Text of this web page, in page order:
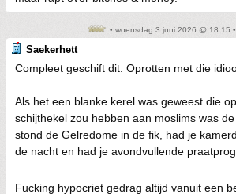
• woensdag 3 juni 2026 @ 18:15
Saekerhett
Compleet geschift dit. Oprotten met die
Als het een blanke kerel was geweest die
schijthekel zou hebben aan moslims was de
stond de Gelredome in de fik, had je
de nacht en had je avondvullende
Fucking hypocriet gedrag altijd vanuit een